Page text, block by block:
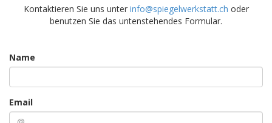
Kontaktieren Sie uns unter info@spiegelwerkstatt.ch oder
benutzen Sie das untenstehendes Formular.
Name
Email